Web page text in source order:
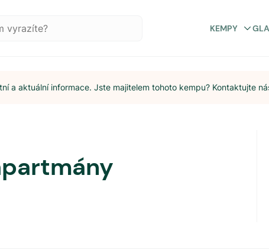
KEMPY
a aktuální informace. Jste majitelem tohoto kempu? Kontaktujte